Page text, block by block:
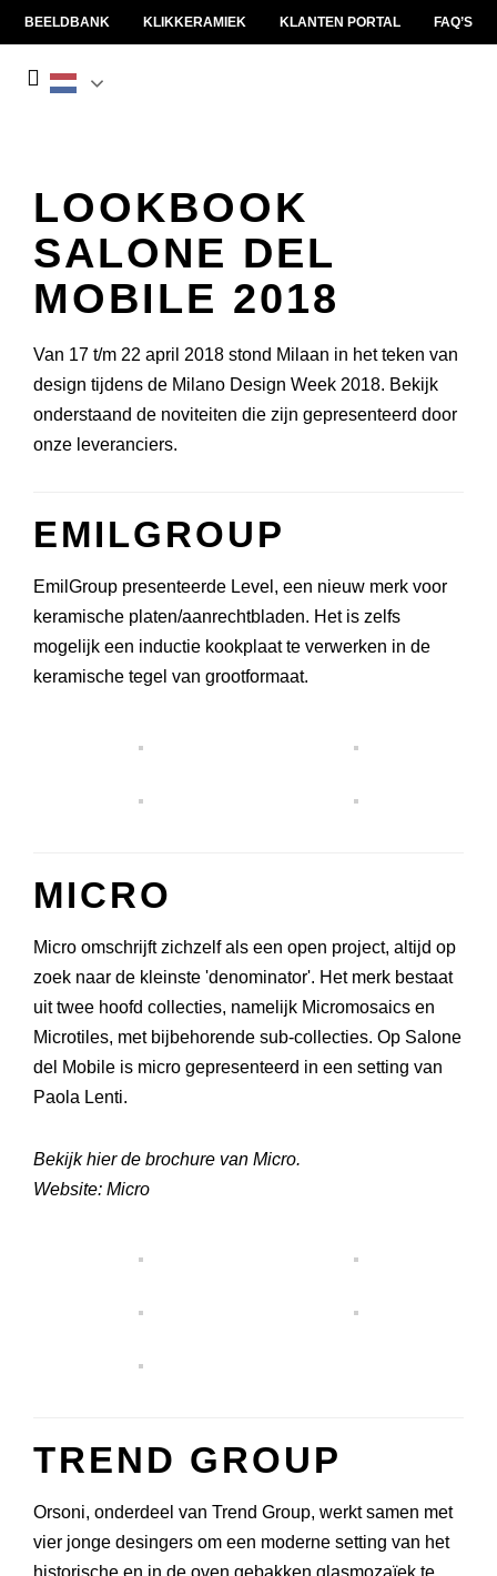
BEELDBANK KLIKKERAMIEK KLANTEN PORTAL FAQ’S
LOOKBOOK
SALONE DEL
MOBILE 2018
Van 17 t/m 22 april 2018 stond Milaan in het teken van
design tijdens de Milano Design Week 2018. Bekijk
onderstaand de noviteiten die zijn gepresenteerd door
onze leveranciers.
EMILGROUP
EmilGroup presenteerde Level, een nieuw merk voor
keramische platen/aanrechtbladen. Het is zelfs
mogelijk een inductie kookplaat te verwerken in de
keramische tegel van grootformaat.
MICRO
Micro omschrijft zichzelf als een open project, altijd op
zoek naar de kleinste 'denominator'. Het merk bestaat
uit twee hoofd collecties, namelijk Micromosaics en
Microtiles, met bijbehorende sub-collecties. Op Salone
del Mobile is micro gepresenteerd in een setting van
Paola Lenti.
Bekijkhierde brochure van Micro.
Website: Micro
TREND GROUP
Orsoni, onderdeel van Trend Group, werkt samen met
vier jonge desingers om een moderne setting van het